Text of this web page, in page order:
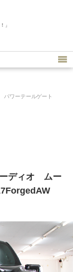
」
0139
パワーテールゲート
ディオ ムー